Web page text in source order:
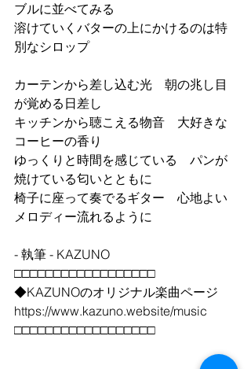
ブルに並べてみる
溶けていくバターの上にかけるのは特
別なシロップ
カーテンから差し込む光　朝の兆し目
が覚める日差し
キッチンから聴こえる物音　大好きな
コーヒーの香り
ゆっくりと時間を感じている　パンが
焼けている匂いとともに
椅子に座って奏でるギター　心地よい
メロディー流れるように
- 執筆 - KAZUNO
□□□□□□□□□□□□□□□□□□
◆KAZUNOのオリジナル楽曲ページ
https://www.kazuno.website/music
□□□□□□□□□□□□□□□□□□